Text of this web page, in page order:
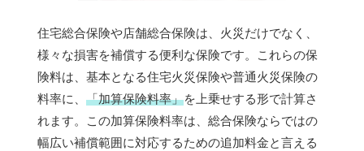
住宅総合保険や店舗総合保険は、火災だけでなく、
様々な損害を補償する便利な保険です。これらの保
険料は、基本となる住宅火災保険や普通火災保険の
料率に、 「加算保険料率」を上乗せする形で計算さ
れます。この加算保険料率は、総合保険ならではの
幅広い補償範囲に対応するための追加料金と言える